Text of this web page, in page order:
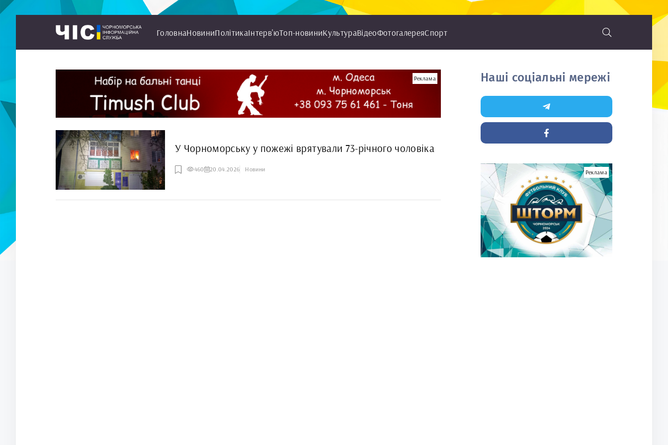
ГоловнаНовиниПолітикаІнтерв'юТоп-новиниКультураВідеоФотогалереяСпорт
Реклама
У Чорноморську у пожежі врятували 73-річного чоловіка
460 20.04.2026 Новини
Наші соціальні мережі
Реклама